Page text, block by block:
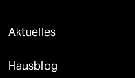
Aktuelles
Hausblog